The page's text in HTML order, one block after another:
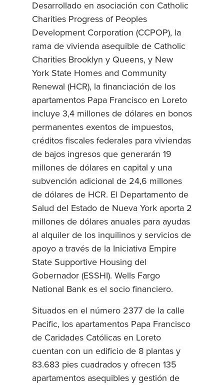
Desarrollado en asociación con Catholic
Charities Progress of Peoples
Development Corporation (CCPOP), la
rama de vivienda asequible de Catholic
Charities Brooklyn y Queens, y New
York State Homes and Community
Renewal (HCR), la financiación de los
apartamentos Papa Francisco en Loreto
incluye 3,4 millones de dólares en bonos
permanentes exentos de impuestos,
créditos fiscales federales para viviendas
de bajos ingresos que generarán 19
millones de dólares en capital y una
subvención adicional de 24,6 millones
de dólares de HCR. El Departamento de
Salud del Estado de Nueva York aporta 2
millones de dólares anuales para ayudas
al alquiler de los inquilinos y servicios de
apoyo a través de la Iniciativa Empire
State Supportive Housing del
Gobernador (ESSHI). Wells Fargo
National Bank es el socio financiero.
Situados en el número 2377 de la calle
Pacific, los apartamentos Papa Francisco
de Caridades Católicas en Loreto
cuentan con un edificio de 8 plantas y
83.683 pies cuadrados y ofrecen 135
apartamentos asequibles y gestión de